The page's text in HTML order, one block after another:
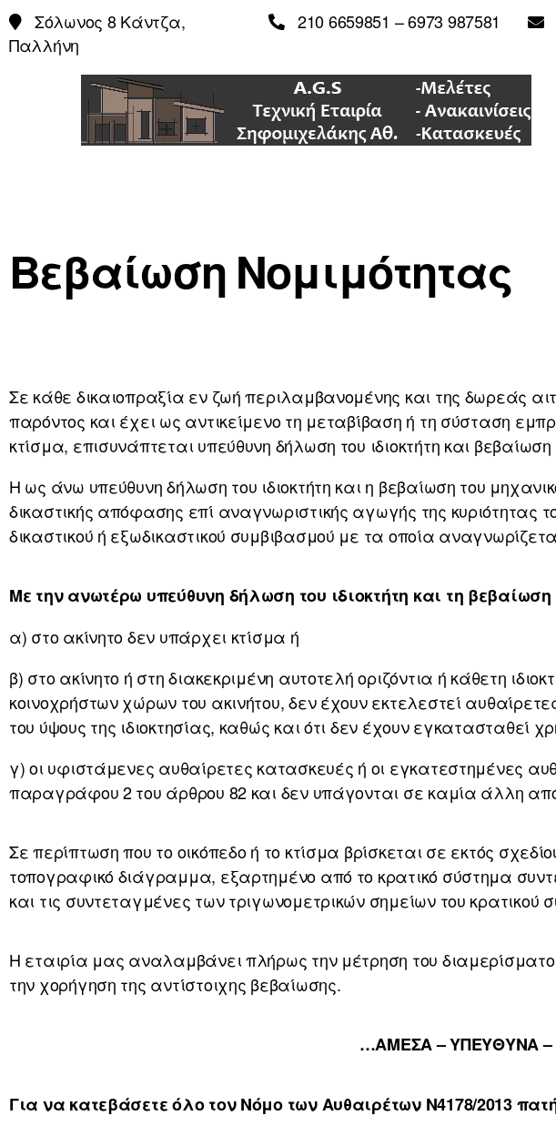
Σόλωνος 8 Κάντζα,
Παλλήνη
210 6659851 – 6973 987581
Βεβαίωση Νομιμότητας
Σε κάθε δικαιοπραξία εν ζωή περιλαμβανομένης και της δωρεάς
παρόντος και έχει ως αντικείμενο τη μεταβίβαση ή τη σύσταση
κτίσμα, επισυνάπτεται υπεύθυνη δήλωση του ιδιοκτήτη και
Η ως άνω υπεύθυνη δήλωση του ιδιοκτήτη και η βεβαίωση του
δικαστικής απόφασης επί αναγνωριστικής αγωγής της κυριότητας
δικαστικού ή εξωδικαστικού συμβιβασμού με τα οποία
Με την ανωτέρω υπεύθυνη δήλωση του ιδιοκτήτη και τη
α) στο ακίνητο δεν υπάρχει κτίσμα ή
β) στο ακίνητο ή στη διακεκριμένη αυτοτελή οριζόντια ή κάθετη
κοινοχρήστων χώρων του ακινήτου, δεν έχουν εκτελεστεί
του ύψους της ιδιοκτησίας, καθώς και ότι δεν έχουν εγκατασταθεί
γ) οι υφιστάμενες αυθαίρετες κατασκευές ή οι εγκατεστημένες
παραγράφου 2 του άρθρου 82 και δεν υπάγονται σε καμία άλλη από
Σε περίπτωση που το οικόπεδο ή το κτίσμα βρίσκεται σε εκτός
τοπογραφικό διάγραμμα, εξαρτημένο από το κρατικό σύστημα
και τις συντεταγμένες των τριγωνομετρικών σημείων του κρατικού
Η εταιρία μας αναλαμβάνει πλήρως την μέτρηση του
την χορήγηση της αντίστοιχης βεβαίωσης.
…ΑΜΕΣΑ – ΥΠΕΥΘΥΝΑ –
Για να κατεβάσετε όλο τον Νόμο των Αυθαιρέτων Ν4178/2013